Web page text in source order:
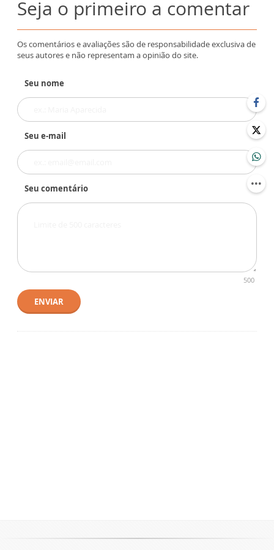
Seja o primeiro a comentar
Os comentários e avaliações são de responsabilidade exclusiva de
seus autores e não representam a opinião do site.
Seu nome
Seu e-mail
Seu comentário
500
ENVIAR